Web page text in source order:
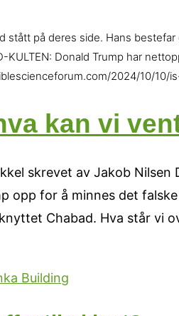
stått på deres side. Hans
KULTEN: Donald Trump har
2024/10/
kan vi
skrevet av Jakob
opp for å minnes det
Chabad. Hva står vi